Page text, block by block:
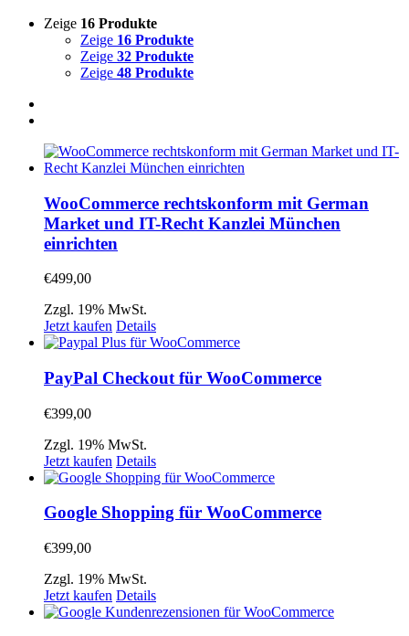
Zeige 16 Produkte
Zeige 16 Produkte
Zeige 32 Produkte
Zeige 48 Produkte
WooCommerce rechtskonform mit German
Market und IT-Recht Kanzlei München
einrichten
€499,00
Zzgl. 19% MwSt.
Jetzt kaufen Details
PayPal Checkout für WooCommerce
€399,00
Zzgl. 19% MwSt.
Jetzt kaufen Details
Google Shopping für WooCommerce
€399,00
Zzgl. 19% MwSt.
Jetzt kaufen Details